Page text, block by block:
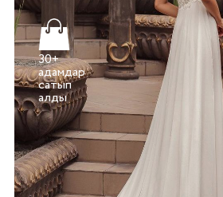
30+
адамдар
сатып
алды